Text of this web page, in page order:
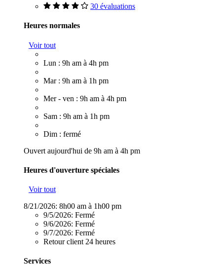
30 évaluations
Heures normales
Voir tout
Lun : 9h am à 4h pm
Mar : 9h am à 1h pm
Mer - ven : 9h am à 4h pm
Sam : 9h am à 1h pm
Dim : fermé
Ouvert aujourd'hui de 9h am à 4h pm
Heures d'ouverture spéciales
Voir tout
8/21/2026: 8h00 am à 1h00 pm
9/5/2026: Fermé
9/6/2026: Fermé
9/7/2026: Fermé
Retour client 24 heures
Services